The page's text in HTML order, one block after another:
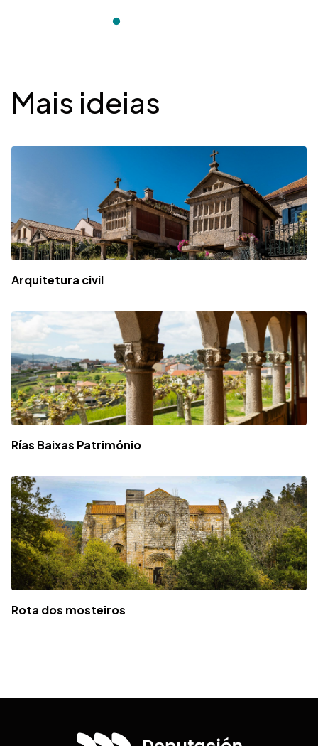
Mais ideias
Arquitetura civil
Rías Baixas Património
Rota dos mosteiros